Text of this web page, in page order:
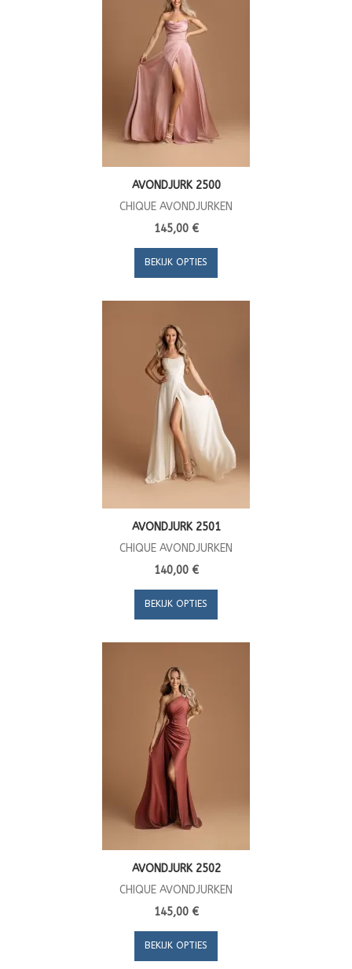
AVONDJURK 2500
CHIQUE AVONDJURKEN
145,00 €
BEKIJK OPTIES
AVONDJURK 2501
CHIQUE AVONDJURKEN
140,00 €
BEKIJK OPTIES
AVONDJURK 2502
CHIQUE AVONDJURKEN
145,00 €
BEKIJK OPTIES